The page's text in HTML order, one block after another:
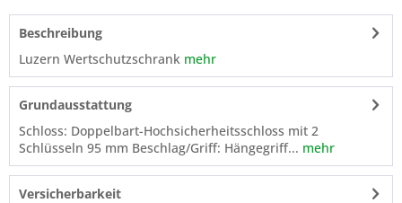
Beschreibung
Luzern Wertschutzschrank mehr
Grundausstattung
Schloss: Doppelbart-Hochsicherheitsschloss mit 2
Schlüsseln 95 mm Beschlag/Griff: Hängegriff... mehr
Versicherbarkeit